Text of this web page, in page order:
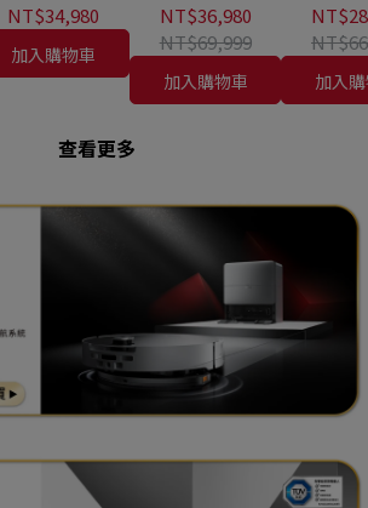
(100度熱水
/4.5+4.3公分雙門
障/36000Pa/深
NT$34,980
加入購物車
王者(機械手臂/零纏
繞/22000Pa/7.98超
薄/80度熱水洗)
NT$36,980
NT$69,999
加入購物車
升降全域
7.98/聲
地/
加入
查看更多